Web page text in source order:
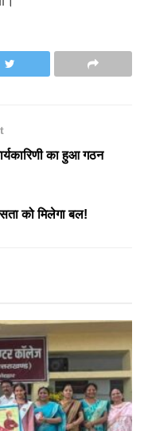
का हुआ गठन
को मिलेगा बल!